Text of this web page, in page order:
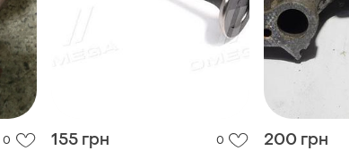
0 155 грн 0 200 грн